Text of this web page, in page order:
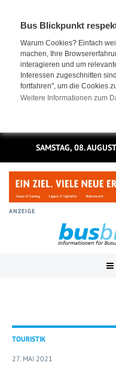
Bus Blickpunkt
Warum Cookies? Einfach
machen, Ihre
interagieren und um
Interessen zugeschnitten
fortfahren", um die Cookies
Weitere Informationen zum
SAMSTAG, 08.
ANZEIGE
TOURISTIK
27. MAI 2021